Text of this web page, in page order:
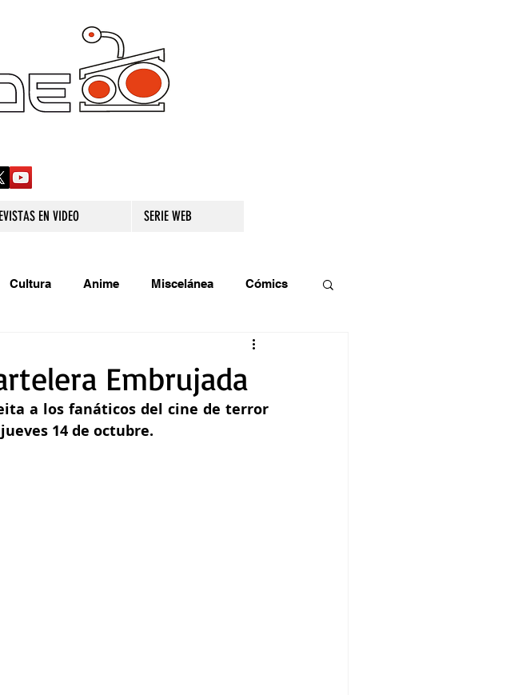
EN VIDEO SERIE WEB
Cultura Anime Miscelánea Cómics
Embrujada
a los fanáticos del cine de terror
14 de octubre.